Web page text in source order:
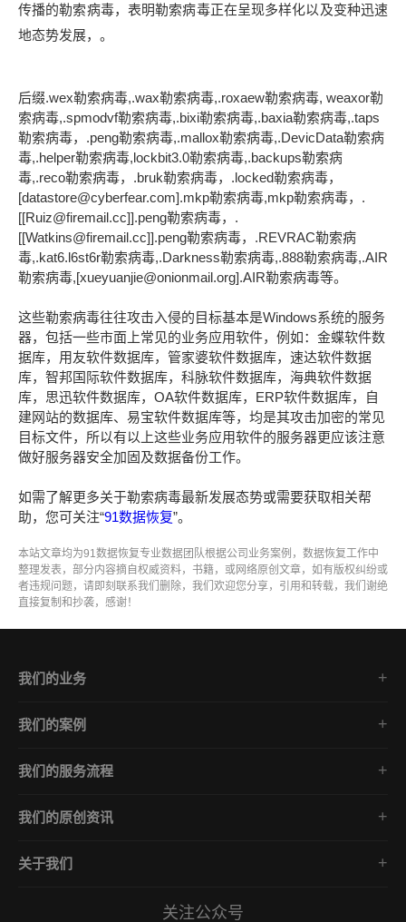
传播的勒索病毒，表明勒索病毒正在呈现多样化以及变种迅速
地态势发展，。
后缀.wex勒索病毒,.wax勒索病毒,.roxaew勒索病毒, weaxor勒
索病毒,.spmodvf勒索病毒,.bixi勒索病毒,.baxia勒索病毒,.taps
勒索病毒，.peng勒索病毒,.mallox勒索病毒,.DevicData勒索病
毒,.helper勒索病毒,lockbit3.0勒索病毒,.backups勒索病
毒,.reco勒索病毒，.bruk勒索病毒，.locked勒索病毒，
[datastore@cyberfear.com].mkp勒索病毒,mkp勒索病毒，.
[[Ruiz@firemail.cc]].peng勒索病毒，.
[[Watkins@firemail.cc]].peng勒索病毒，.REVRAC勒索病
毒,.kat6.l6st6r勒索病毒,.Darkness勒索病毒,.888勒索病毒,.AIR
勒索病毒,[xueyuanjie@onionmail.org].AIR勒索病毒等。
这些勒索病毒往往攻击入侵的目标基本是Windows系统的服务
器，包括一些市面上常见的业务应用软件，例如：金蝶软件数
据库，用友软件数据库，管家婆软件数据库，速达软件数据
库，智邦国际软件数据库，科脉软件数据库，海典软件数据
库，思迅软件数据库，OA软件数据库，ERP软件数据库，自
建网站的数据库、易宝软件数据库等，均是其攻击加密的常见
目标文件，所以有以上这些业务应用软件的服务器更应该注意
做好服务器安全加固及数据备份工作。
如需了解更多关于勒索病毒最新发展态势或需要获取相关帮
助，您可关注“91数据恢复”。
本站文章均为91数据恢复专业数据团队根据公司业务案例，数据恢复工作中
整理发表，部分内容摘自权威资料，书籍，或网络原创文章，如有版权纠纷或
者违规问题，请即刻联系我们删除，我们欢迎您分享，引用和转载，我们谢绝
直接复制和抄袭，感谢！
我们的业务
勒索病毒数据恢复
数据库修复
企业安全防护
我们的案例
Phobos家族
Mallox家族
lockbit家族
我们的服务流程
免费咨询/数据诊断分析
确认下单/签订合同
我们的原创资讯
勒索病毒数据恢复
关于我们
关注公众号